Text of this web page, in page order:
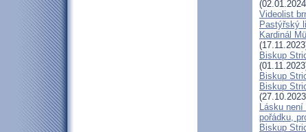
Videolist
Pastýřský
Kardinál
Biskup
Biskup
Biskup
Lásku
pořádku,
Biskup